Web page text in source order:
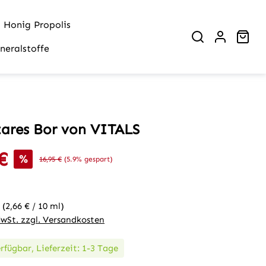
Honig Propolis
Bor von VITALS
% Regulärer Preis:
16,95 € (5.9% gespart)
(2,66 € / 10 ml)
zzgl. Versandkosten
Lieferzeit: 1-3 Tage